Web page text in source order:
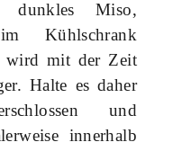
dunkles Miso,
Kühlschrank
wird mit der Zeit
Halte es daher
und
innerhalb